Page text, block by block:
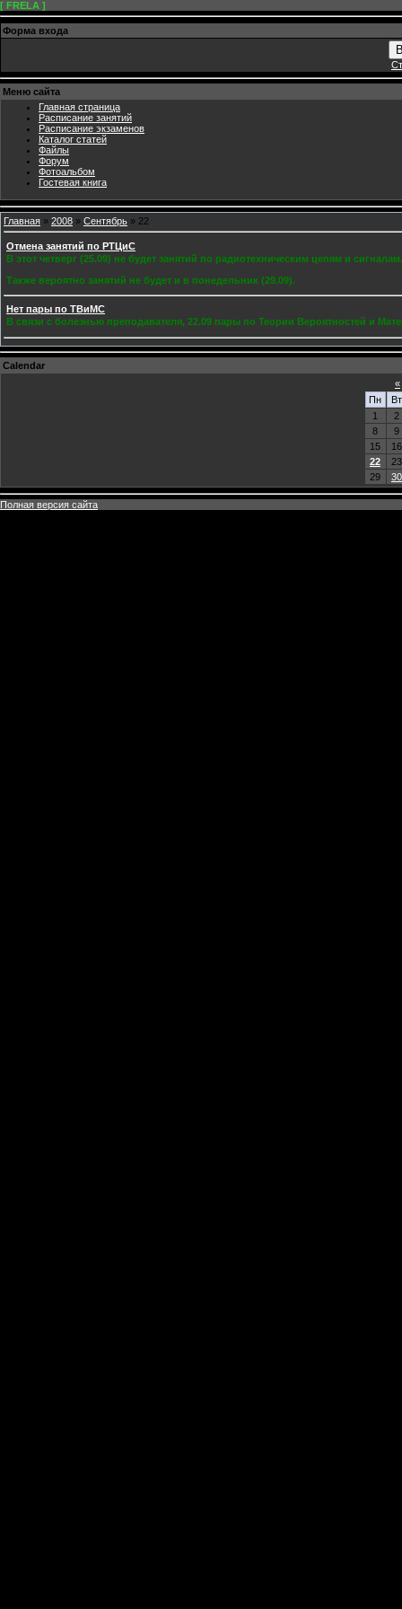
[ FRELA ]
Форма входа
Меню сайта
Главная страница
Расписание занятий
Расписание экзаменов
Каталог статей
Файлы
Форум
Фотоальбом
Гостевая книга
Главная » 2008 » Сентябрь » 22
Отмена занятий по РТЦиС
В этот четверг (25.09) не будет занятий по радиотехническим цепям и сигналам.
Также вероятно занятий не будет и в понедельник (29.09).
Нет пары по ТВиМС
В связи с болезнью преподавателя, 22.09 пары по Теории Вероятностей и
Calendar
«
Пн
Вт
1
2
8
9
15
16
22
23
29
30
Полная версия сайта